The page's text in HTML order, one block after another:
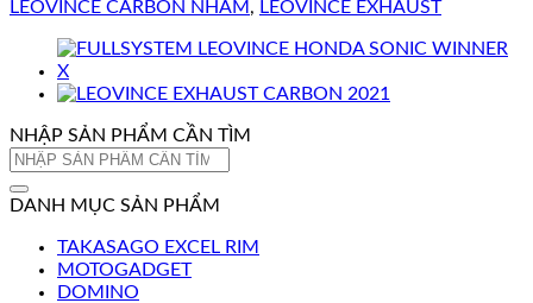
LEOVINCE CARBON NHÁM , LEOVINCE EXHAUST
NHẬP SẢN PHẨM CẦN TÌM
Tìm
DANH MỤC SẢN PHẨM
TAKASAGO EXCEL RIM
MOTOGADGET
DOMINO